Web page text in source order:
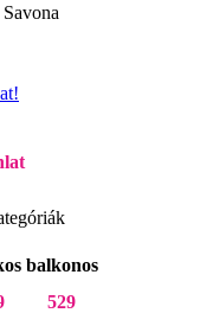
balkonos
529